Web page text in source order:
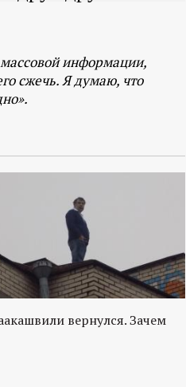
массовой информации,
сжечь. Я думаю, что
вернулся. Зачем